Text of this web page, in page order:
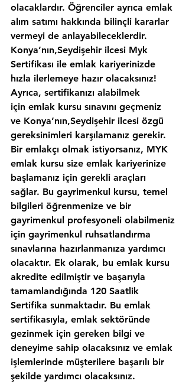
olacaklardır. Öğrenciler ayrıca emlak
alım satımı hakkında bilinçli kararlar
vermeyi de anlayabileceklerdir.
Konya’nın,Seydişehir ilcesi Myk
Sertifikası ile emlak kariyerinizde
hızla ilerlemeye hazır olacaksınız!
Ayrıca, sertifikanızı alabilmek
için emlak kursu sınavını geçmeniz
ve Konya’nın,Seydişehir ilcesi özgü
gereksinimleri karşılamanız gerekir.
Bir emlakçı olmak istiyorsanız, MYK
emlak kursu size emlak kariyerinize
başlamanız için gerekli araçları
sağlar. Bu gayrimenkul kursu, temel
bilgileri öğrenmenize ve bir
gayrimenkul profesyoneli olabilmeniz
için gayrimenkul ruhsatlandırma
sınavlarına hazırlanmanıza yardımcı
olacaktır. Ek olarak, bu emlak kursu
akredite edilmiştir ve başarıyla
tamamlandığında 120 Saatlik
Sertifika sunmaktadır. Bu emlak
sertifikasıyla, emlak sektöründe
gezinmek için gereken bilgi ve
deneyime sahip olacaksınız ve emlak
işlemlerinde müşterilere başarılı bir
şekilde yardımcı olacaksınız.